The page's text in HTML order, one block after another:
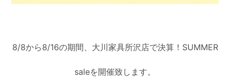
8/8から8/16の期間、大川家具所沢店で決算！SUMMER
saleを開催致します。